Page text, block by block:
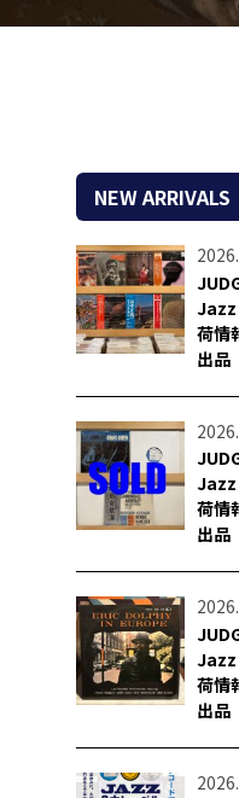
NEW ARRIVALS
Jazz
荷情
出品
Jazz
荷情
出品
Jazz
荷情
出品